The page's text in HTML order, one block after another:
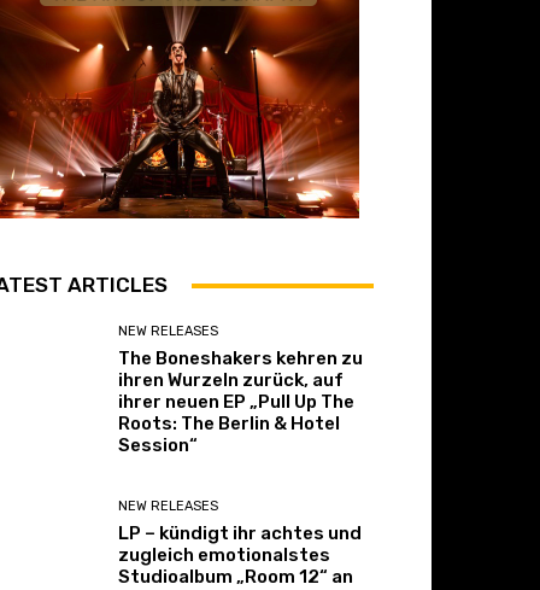
ARTICLES
NEW RELEASES
The Boneshakers kehren zu
ihren Wurzeln zurück, auf
ihrer neuen EP „Pull Up The
Roots: The Berlin & Hotel
Session“
NEW RELEASES
LP – kündigt ihr achtes und
zugleich emotionalstes
Studioalbum „Room 12“ an